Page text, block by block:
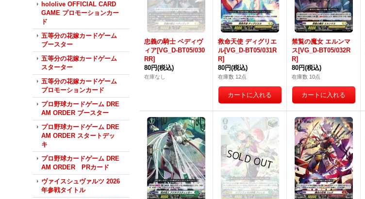
hololive OFFICIAL CARD
GAME プロモーションカー
ド
五等分の花嫁カードゲーム
ブースター
五等分の花嫁カードゲーム
スターター
五等分の花嫁カードゲーム
プロモーションカード
プロ野球カードゲーム DRE
AM ORDER ブースター
プロ野球カードゲーム DRE
AM ORDER スタートデッ
キ
プロ野球カードゲーム DRE
AM ORDER PRカード
ヴァイスシュヴァルツ 2026
年参戦タイトル
忠義の騎士 ベディヴ
ィア[VG_D-BT05/030
RR]
80円(税込)
在庫なし
救命天使 ディグリエ
ル[VG_D-BT05/031R
R]
80円(税込)
在庫数 12点
禁覧の魔女 エルンマ
ス[VG_D-BT05/032R
R]
80円(税込)
在庫数 10点